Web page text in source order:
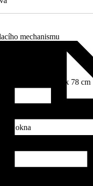
mechanismu
vedením
rámu okna - 55 x 78 cm
okna